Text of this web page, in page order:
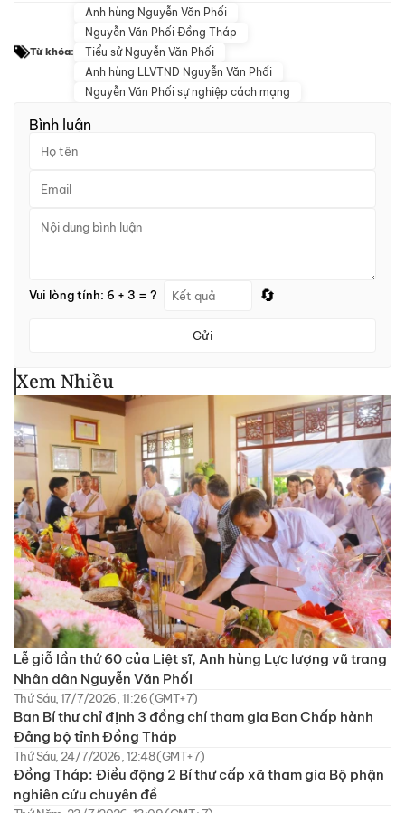
Từ khóa:
Anh hùng Nguyễn Văn Phối
Nguyễn Văn Phối Đồng Tháp
Tiểu sử Nguyễn Văn Phối
Anh hùng LLVTND Nguyễn Văn Phối
Nguyễn Văn Phối sự nghiệp cách mạng
Bình luận
Vui lòng tính: 6 + 3 = ? 🔄
Gửi
Xem Nhiều
Lễ giỗ lần thứ 60 của Liệt sĩ, Anh hùng Lực lượng vũ trang
Nhân dân Nguyễn Văn Phối
Thứ Sáu, 17/7/2026, 11:26 (GMT+7)
Ban Bí thư chỉ định 3 đồng chí tham gia Ban Chấp hành
Đảng bộ tỉnh Đồng Tháp
Thứ Sáu, 24/7/2026, 12:48 (GMT+7)
Đồng Tháp: Điều động 2 Bí thư cấp xã tham gia Bộ phận
nghiên cứu chuyên đề